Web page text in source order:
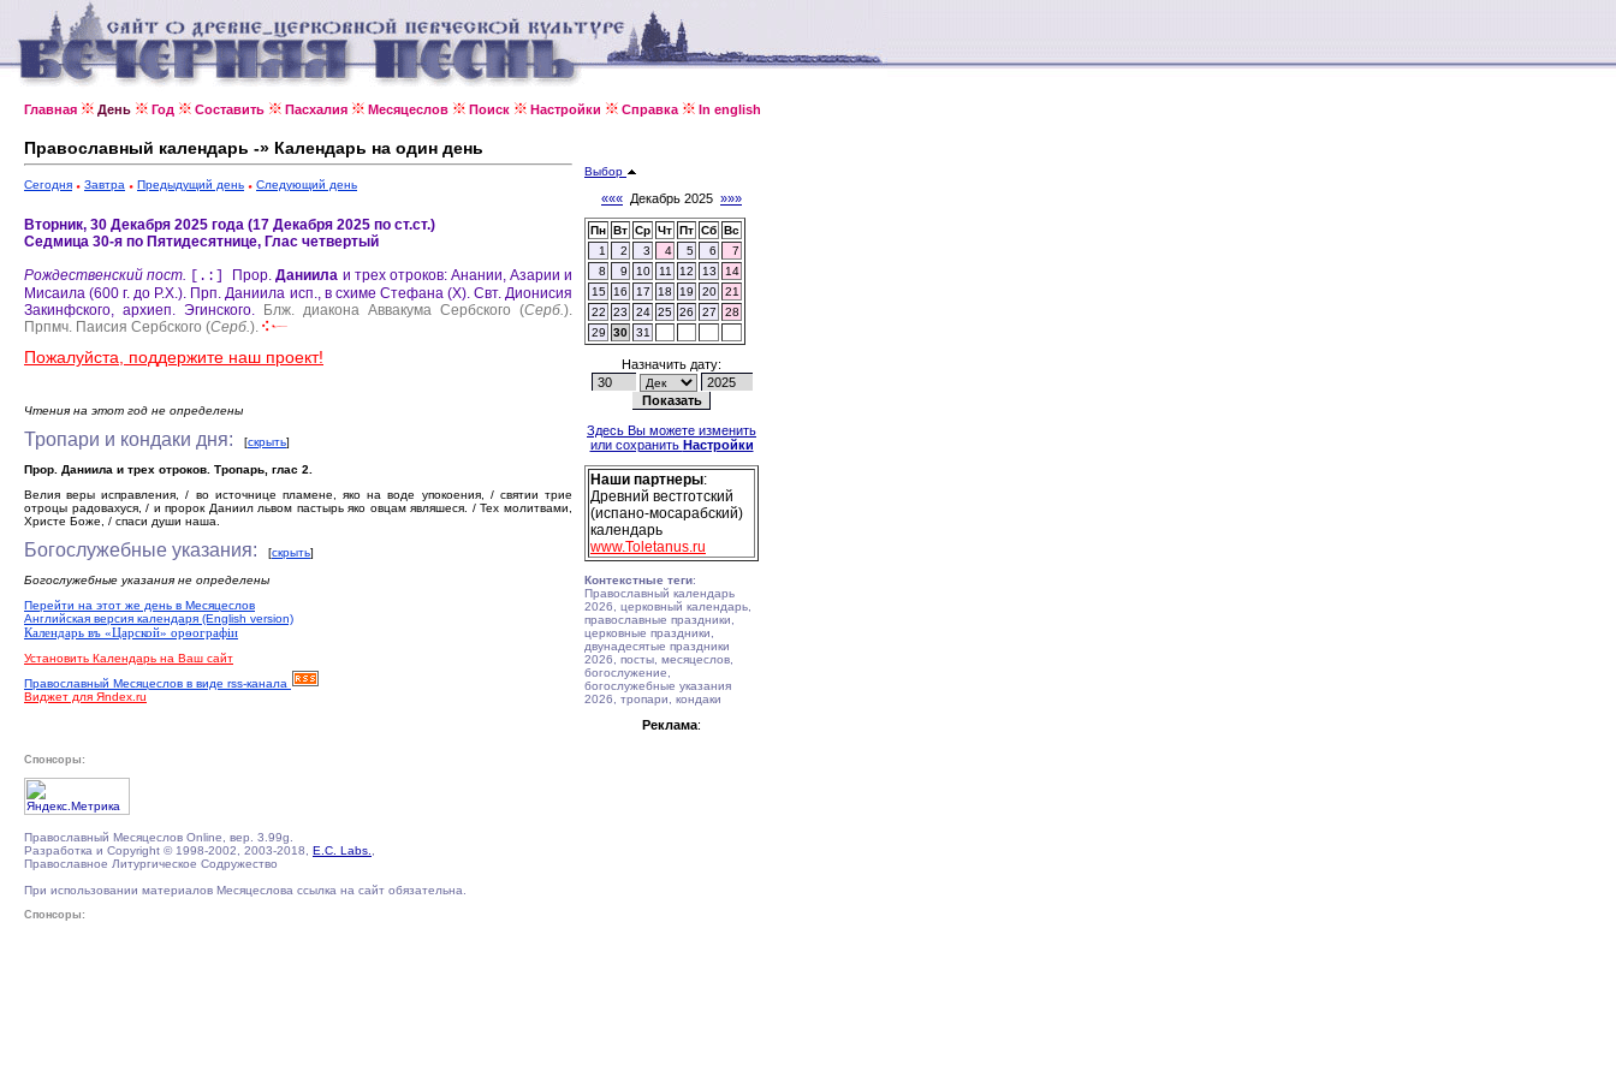
Главная День Год Составить Пасхалия Месяцеслов Поиск Настройки Справка In english
Православный календарь -» Календарь на один день
Сегодня Завтра Предыдущий день Следующий день
Вторник, 30 Декабря 2025 года (17 Декабря 2025 по ст.ст.)
Седмица 30-я по Пятидесятнице, Глас четвертый
Рождественский пост.
[.:] Прор.Даниила и трех отроков: Анании, Азарии и
Мисаила (600 г. до Р.Х.). Прп. Даниила исп., в схиме Стефана (X). Свт. Дионисия
Закинфского, архиеп. Эгинского.
Блж. диакона Аввакума Сербского (Серб.).
Прпмч. Паисия Сербского (Серб.).
Пожалуйста, поддержите наш проект!
Чтения на этот год не определены
Тропари и кондаки дня: [скрыть]
Прор. Даниила и трех отроков. Тропарь, глас 2.
Велия веры исправления, / во источнице пламене, яко на воде упокоения, / святии трие
отроцы радовахуся, / и пророк Даниил львом пастырь яко овцам являшеся. / Тех молитвами,
Христе Боже, / спаси души наша.
Богослужебные указания: [скрыть]
Богослужебные указания не определены
Перейти на этот же день в Месяцеслов
Английская версия календаря (English version)
Календарь въ «Царской» орѳографiи
Установить Календарь на Ваш сайт
Православный Месяцеслов в виде rss-канала
Виджет для Яndex.ru
Выбор
««« Декабрь 2025 »»»
Пн Вт Ср Чт Пт Сб Вс
1
2 3 4 5 6
7
8
9 10 11 12 13
14
15
16 17 18 19 20
21
22
23 24 25 26 27
28
29
30 31
Назначить дату:
Здесь Вы можете изменить
или сохранить Настройки
Наши партнеры:
Древний вестготский
(испано-мосарабский)
календарь
www.Toletanus.ru
Контекстные теги:
Православный календарь
2026, церковный календарь,
православные праздники,
церковные праздники,
двунадесятые праздники
2026, посты, месяцеслов,
богослужение,
богослужебные указания
2026, тропари, кондаки
Реклама:
Спонсоры:
Православный Месяцеслов Online, вер. 3.99g.
Разработка и Copyright © 1998-2002, 2003-2018, E.C. Labs.
Православное Литургическое Содружество
При использовании материалов Месяцеслова ссылка на сайт обязательна.
Спонсоры: